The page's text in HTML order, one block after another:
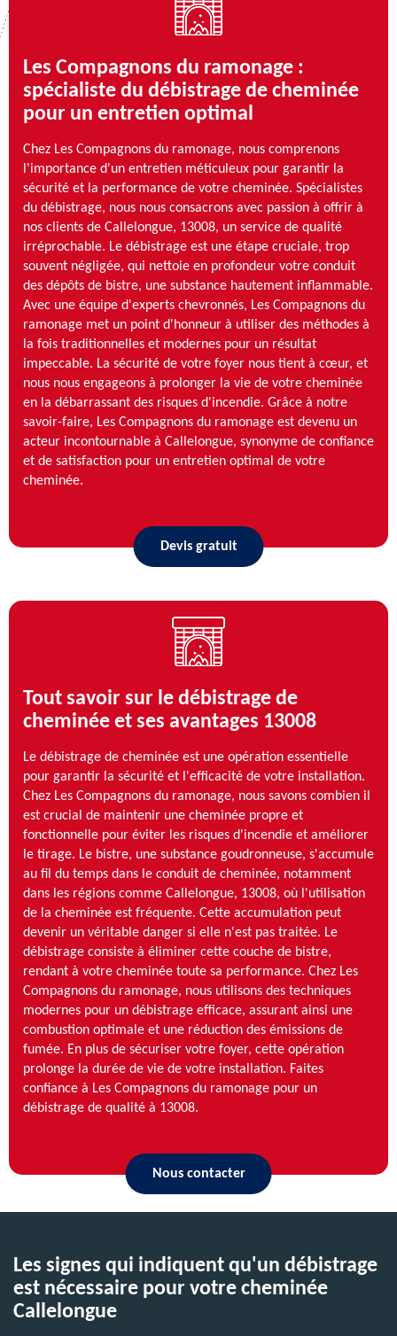
Les Compagnons du ramonage :
spécialiste du débistrage de cheminée
pour un entretien optimal
Chez Les Compagnons du ramonage, nous comprenons
l'importance d'un entretien méticuleux pour garantir la
sécurité et la performance de votre cheminée. Spécialistes
du débistrage, nous nous consacrons avec passion à offrir à
nos clients de Callelongue, 13008, un service de qualité
irréprochable. Le débistrage est une étape cruciale, trop
souvent négligée, qui nettoie en profondeur votre conduit
des dépôts de bistre, une substance hautement inflammable.
Avec une équipe d'experts chevronnés, Les Compagnons du
ramonage met un point d'honneur à utiliser des méthodes à
la fois traditionnelles et modernes pour un résultat
impeccable. La sécurité de votre foyer nous tient à cœur, et
nous nous engageons à prolonger la vie de votre cheminée
en la débarrassant des risques d'incendie. Grâce à notre
savoir-faire, Les Compagnons du ramonage est devenu un
acteur incontournable à Callelongue, synonyme de confiance
et de satisfaction pour un entretien optimal de votre
cheminée.
Devis gratuit
Tout savoir sur le débistrage de
cheminée et ses avantages 13008
Le débistrage de cheminée est une opération essentielle
pour garantir la sécurité et l'efficacité de votre installation.
Chez Les Compagnons du ramonage, nous savons combien il
est crucial de maintenir une cheminée propre et
fonctionnelle pour éviter les risques d'incendie et améliorer
le tirage. Le bistre, une substance goudronneuse, s'accumule
au fil du temps dans le conduit de cheminée, notamment
dans les régions comme Callelongue, 13008, où l'utilisation
de la cheminée est fréquente. Cette accumulation peut
devenir un véritable danger si elle n'est pas traitée. Le
débistrage consiste à éliminer cette couche de bistre,
rendant à votre cheminée toute sa performance. Chez Les
Compagnons du ramonage, nous utilisons des techniques
modernes pour un débistrage efficace, assurant ainsi une
combustion optimale et une réduction des émissions de
fumée. En plus de sécuriser votre foyer, cette opération
prolonge la durée de vie de votre installation. Faites
confiance à Les Compagnons du ramonage pour un
débistrage de qualité à 13008.
Nous contacter
Les signes qui indiquent qu'un débistrage
est nécessaire pour votre cheminée
Callelongue